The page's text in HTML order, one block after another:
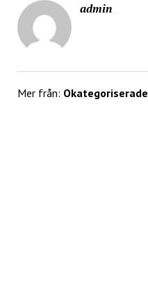
admin
Mer från: Okategoriserade